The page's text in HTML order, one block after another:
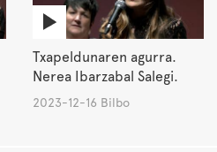
Txapeldunaren agurra.
Nerea Ibarzabal Salegi.
2023-12-16 Bilbo